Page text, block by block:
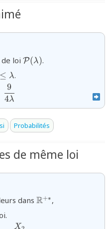
loi {\mathcal{P}
(\lambda)}
P(λ).
≤ λ.
4λ
9
Probabilités
de même loi
dansR+∗ ,
X